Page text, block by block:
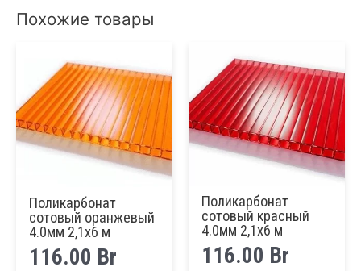
Похожие товары
Поликарбонат
сотовый оранжевый
4.0мм 2,1х6 м
116.00 Br
Поликарбонат
сотовый красный
4.0мм 2,1х6 м
116.00 Br